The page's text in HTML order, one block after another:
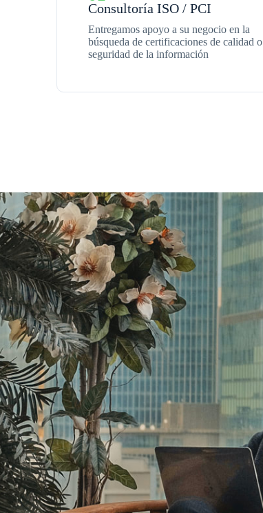
Consultoría ISO / PCI
Entregamos apoyo a su negocio en la
búsqueda de certificaciones de calidad o
seguridad de la información